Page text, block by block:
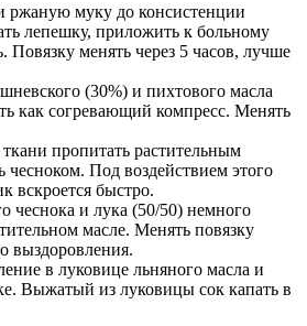
ржаную муку до консистенции
лепешку, приложить к больному
Повязку менять через 5 часов, лучше
(30%) и пихтового масла
как согревающий компресс. Менять
пропитать растительным
чесноком. Под воздействием этого
вскроется быстро.
чеснока и лука (50/50) немного
масле. Менять повязку
выздоровления.
в луковице льняного масла и
Выжатый из луковицы сок капать в